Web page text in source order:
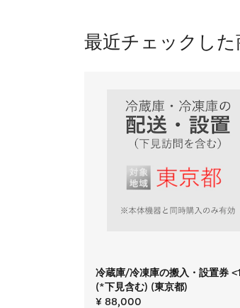
最近チェックした
冷蔵庫/冷凍庫の搬入・設置券
(*下見含む) (東京都)
¥ 88,000